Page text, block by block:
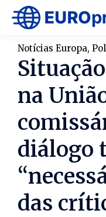
Notícias Europa,
na
diálogo
das